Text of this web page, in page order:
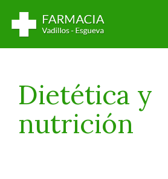
Dietética y
nutrición